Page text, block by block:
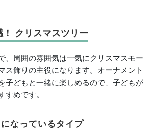
クリスマスツリー
、周囲の雰囲気は一気にクリスマスモー
ス飾りの主役になります。オーナメント
子どもと一緒に楽しめるので、子どもが
すめです。
なっているタイプ